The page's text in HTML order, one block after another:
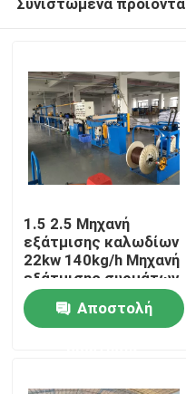
Σπίτι
Προϊόντα
Βίντεο
1.5 2.5 Μηχανή
εξάτμισης καλωδίων
22kw 140kg/h Μηχανή
εξάτμισης συρμάτων
Αποστολή